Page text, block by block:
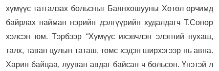
хүмүүс татгалзах больсныг Баянхошууны Хөтөл орчимд
байрлах найман нэрийн дэлгүүрийн худалдагч Т.Сонор
хэлсэн юм. Тэрбээр “Хүмүүс ихэвчлэн элэгний нухаш,
талх, таван цулын таташ, төмс хэдэн ширхэгээр нь авна.
Харин байцаа, лууван авдаг байсан ч больсон. Үнэтэй л